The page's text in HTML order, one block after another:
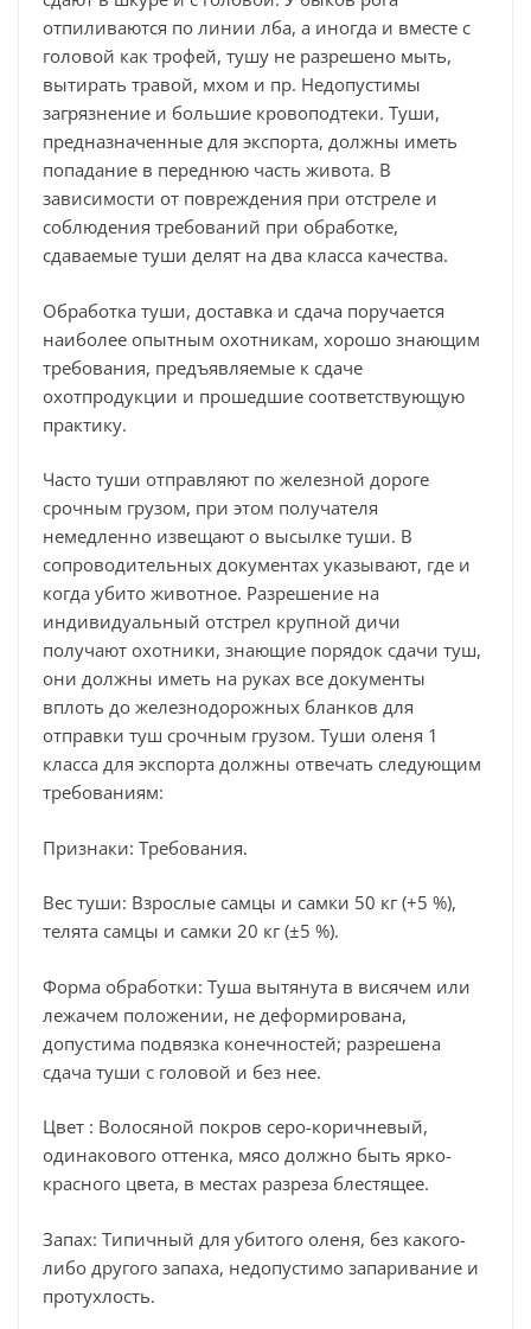
отпиливаются по линии лба, а иногда и вместе с
головой как трофей, тушу не разрешено мыть,
вытирать травой, мхом и пр. Недопустимы
загрязнение и большие кровоподтеки. Туши,
предназначенные для экспорта, должны иметь
попадание в переднюю часть живота. В
зависимости от повреждения при отстреле и
соблюдения требований при обработке,
сдаваемые туши делят на два класса качества.
Обработка туши, доставка и сдача поручается
наиболее опытным охотникам, хорошо знающим
требования, предъявляемые к сдаче
охотпродукции и прошедшие соответствующую
практику.
Часто туши отправляют по железной дороге
срочным грузом, при этом получателя
немедленно извещают о высылке туши. В
сопроводительных документах указывают, где и
когда убито животное. Разрешение на
индивидуальный отстрел крупной дичи
получают охотники, знающие порядок сдачи туш,
они должны иметь на руках все документы
вплоть до железнодорожных бланков для
отправки туш срочным грузом. Туши оленя 1
класса для экспорта должны отвечать следующим
требованиям:
Признаки: Требования.
Вес туши: Взрослые самцы и самки 50 кг (+5 %),
телята самцы и самки 20 кг (±5 %).
Форма обработки: Туша вытянута в висячем или
лежачем положении, не деформирована,
допустима подвязка конечностей; разрешена
сдача туши с головой и без нее.
Цвет : Волосяной покров серо-коричневый,
одинакового оттенка, мясо должно быть ярко-
красного цвета, в местах разреза блестящее.
Запах: Типичный для убитого оленя, без какого-
либо другого запаха, недопустимо запаривание и
протухлость.